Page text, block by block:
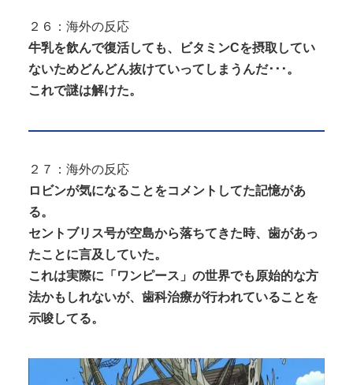
２６：海外の反応
牛乳を飲んで復活しても、ビタミンCを摂取してい
ないためどんどん抜けていってしまうんだ･･･。
これで謎は解けた。
２７：海外の反応
ロビンが気になることをコメントしてた記憶があ
る。
セントブリス号が空島から落ちてきた時、歯があっ
たことに言及していた。
これは実際に「ワンピース」の世界でも原始的な方
法かもしれないが、歯科治療が行われていることを
示唆してる。